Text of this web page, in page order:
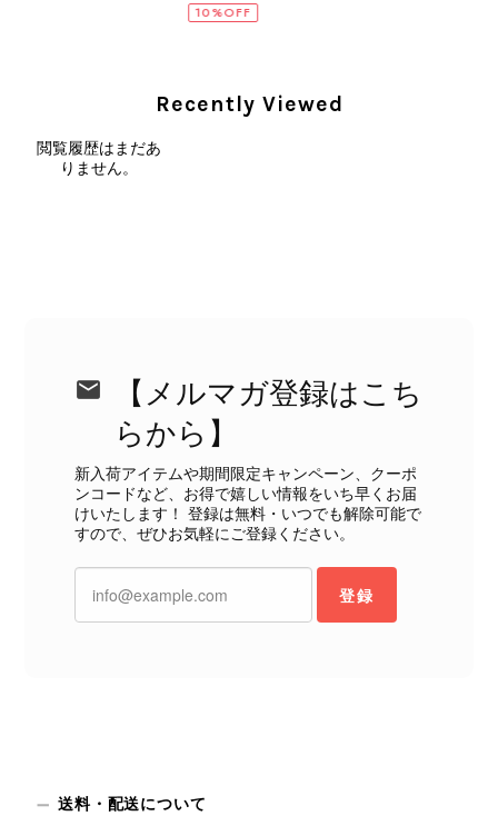
外装内装ともにAランクの商品を購入しました。 しかし、実際に
ットにカビがびっしりと生えていました。 とてもAランクとは思
えない状態で、見た瞬間に気持ち悪さを感じ、とても使用できる
ではなかったため、ショックも大きかったです。 私は今後こちら
で購入することはないですが、同じような思いをする購入者が出
ないよう、商品の状態をより正確に記載し、見えない部分も含め
て写真や説明で分かるよう改善していただきたいです。
この度は、楽しみにお待ちいただいた
商品で、衛生面へのご不安を含め、残
りお詫び申し上げます。お受け取りに
しないためです。また、確認できた汚
10%OFF
Recently Viewed
閲覧履歴はまだあ
りません。
【メルマガ登録はこち
らから】
新入荷アイテムや期間限定キャンペーン、クーポ
ンコードなど、お得で嬉しい情報をいち早くお届
けいたします！ 登録は無料・いつでも解除可能で
すので、ぜひお気軽にご登録ください。
登録
送料・配送について